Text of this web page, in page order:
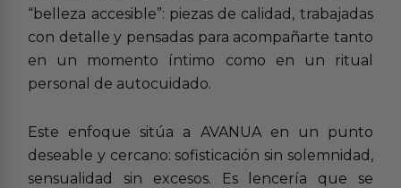
“belleza accesible”: piezas de calidad, trabajadas
con detalle y pensadas para acompañarte tanto
en un momento íntimo como en un ritual
personal de autocuidado.
Este enfoque sitúa a AVANUA en un punto
deseable y cercano: sofisticación sin solemnidad,
sensualidad sin excesos. Es lencería que se